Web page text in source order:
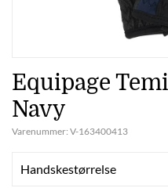
Equipage
Navy
Varenummer: V-163400413
Handskestørrelse